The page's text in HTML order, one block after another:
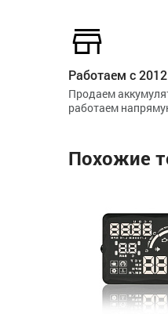
Работаем с
Продаем
работаем
Похожие